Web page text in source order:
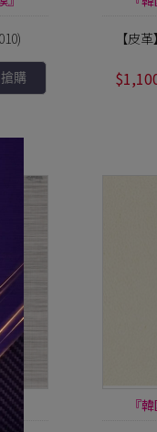
購
【皮
』 『